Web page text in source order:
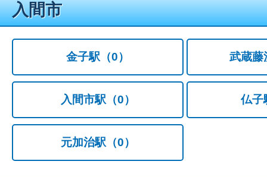
入間市
金子駅 （0） 武蔵藤
入間市駅 （0） 仏子
元加治駅 （0）